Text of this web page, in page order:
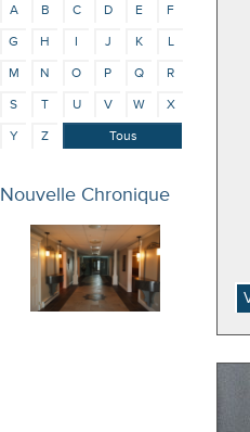
A B C D E
F
G
H I J K
L
M
N O P Q
R
S
T U V W
X
Y
Z Tous
Nouvelle Chronique